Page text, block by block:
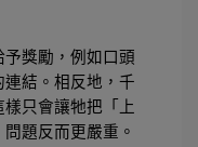
獎勵，例如口頭
結。相反地，千
只會讓牠把「上
題反而更嚴重。